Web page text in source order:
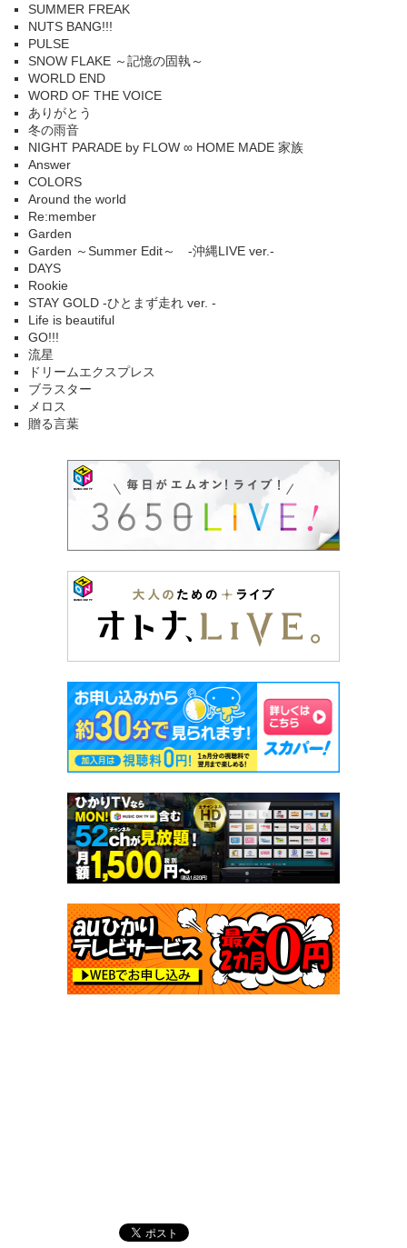
SUMMER FREAK
NUTS BANG!!!
PULSE
SNOW FLAKE ～記憶の固執～
WORLD END
WORD OF THE VOICE
ありがとう
冬の雨音
NIGHT PARADE by FLOW ∞ HOME MADE 家族
Answer
COLORS
Around the world
Re:member
Garden
Garden ～Summer Edit～ -沖縄LIVE ver.-
DAYS
Rookie
STAY GOLD -ひとまず走れ ver. -
Life is beautiful
GO!!!
流星
ドリームエクスプレス
ブラスター
メロス
贈る言葉